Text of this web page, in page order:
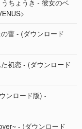
ちょうき - 彼女のベ
蕾 - (ダウンロード
初恋 - (ダウンロード
ンロード版) -
- (ダウンロード